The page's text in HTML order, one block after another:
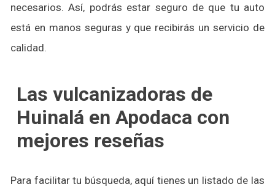
necesarios. Así, podrás estar seguro de que tu auto
está en manos seguras y que recibirás un servicio de
calidad.
Las vulcanizadoras de
Huinalá en Apodaca con
mejores reseñas
Para facilitar tu búsqueda, aquí tienes un listado de las